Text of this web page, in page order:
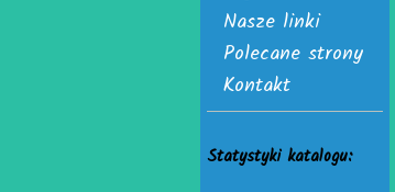
Nasze linki
Polecane strony
Kontakt
Statystyki katalogu: